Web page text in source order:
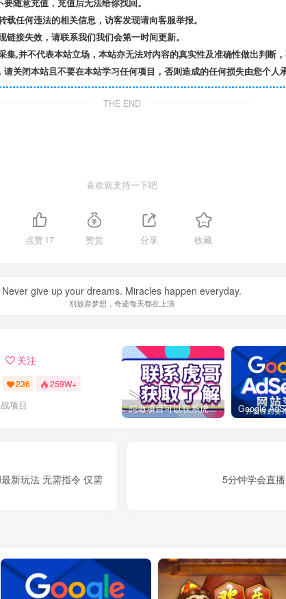
任何违法的相关信息，访客发现请向客服举报。
接失效，请联系我们我们会第一时间更新。
集,并不代表本站立场，本站亦无法对内容的真实性及准确性做出判断
关闭本站且不要在本站学习任何项目，否则造成的任何损失由您个人承
THE END
喜欢就支持一下吧
点赞17 赞赏 分享 收藏
Never give up your dreams. Miracles happen everyday.
别放弃梦想，奇迹每天都在上演
关注
236 259W+
项目 想做项目可以联系虎哥微信 虎哥一对一解答并且远程视频教学
5分钟学会直